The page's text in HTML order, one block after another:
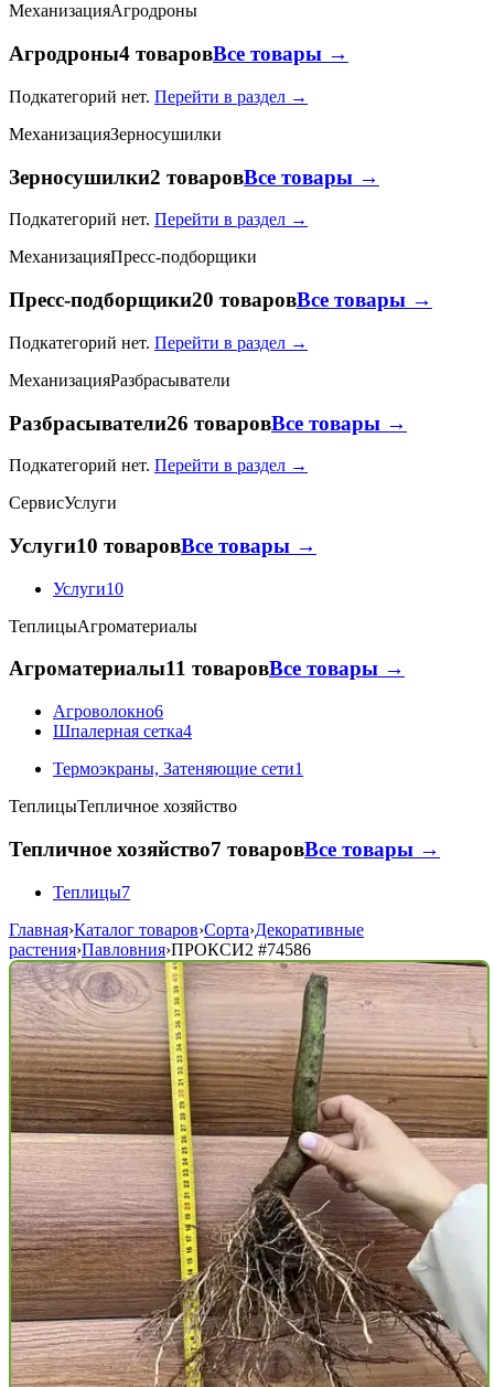
МеханизацияАгродроны
Агродроны4 товаровВсе товары →
Подкатегорий нет. Перейти в раздел →
МеханизацияЗерносушилки
Зерносушилки2 товаровВсе товары →
Подкатегорий нет. Перейти в раздел →
МеханизацияПресс-подборщики
Пресс-подборщики20 товаровВсе товары →
Подкатегорий нет. Перейти в раздел →
МеханизацияРазбрасыватели
Разбрасыватели26 товаровВсе товары →
Подкатегорий нет. Перейти в раздел →
СервисУслуги
Услуги10 товаровВсе товары →
Услуги10
ТеплицыАгроматериалы
Агроматериалы11 товаровВсе товары →
Агроволокно6
Шпалерная сетка4
Термоэкраны, Затеняющие сети1
ТеплицыТепличное хозяйство
Тепличное хозяйство7 товаровВсе товары →
Теплицы7
Главная›Каталог товаров›Сорта›Декоративные
растения›Павловния›ПРОКСИ2 #74586